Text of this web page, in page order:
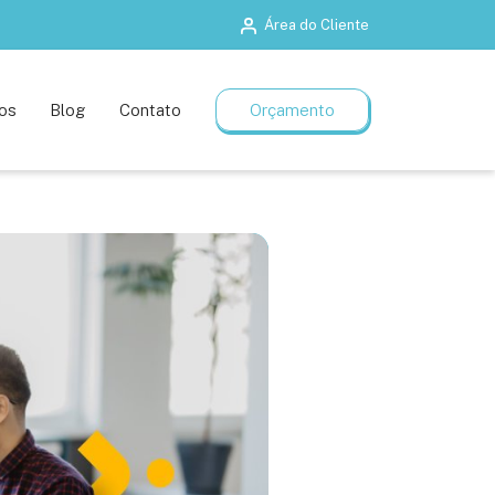
Área do Cliente
Planos flexíveis
Blog Contato Orçamento